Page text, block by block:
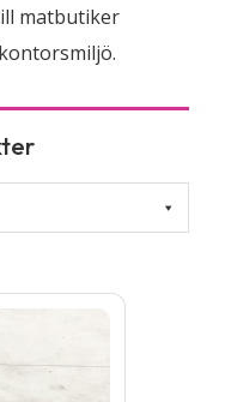
matbutiker